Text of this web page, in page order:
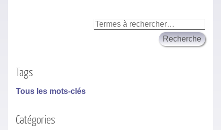
Tags
Tous les mots-clés
Catégories